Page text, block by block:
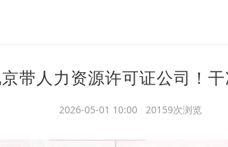
带人力资源许可证公司！
2026-05-01 10:00 20159次浏览